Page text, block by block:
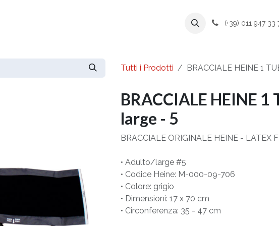
(+39) 011 947 33
Tutti i Prodotti BRACCIALE HEINE 1
BRACCIALE HEINE 1
large - 5
BRACCIALE ORIGINALE HEINE - LATEX
• Adulto/large #5
• Codice Heine: M-000-09-706
• Colore: grigio
• Dimensioni: 17 x 70 cm
• Circonferenza: 35 - 47 cm